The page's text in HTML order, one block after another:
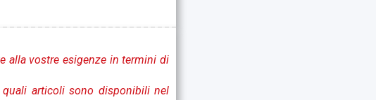
alla vostre esigenze in termini di
quali articoli sono disponibili nel